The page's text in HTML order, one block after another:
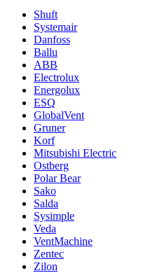
Shuft
Systemair
Danfoss
Ballu
ABB
Electrolux
Energolux
ESQ
GlobalVent
Gruner
Korf
Mitsubishi Electric
Ostberg
Polar Bear
Sako
Salda
Sysimple
Veda
VentMachine
Zentec
Zilon